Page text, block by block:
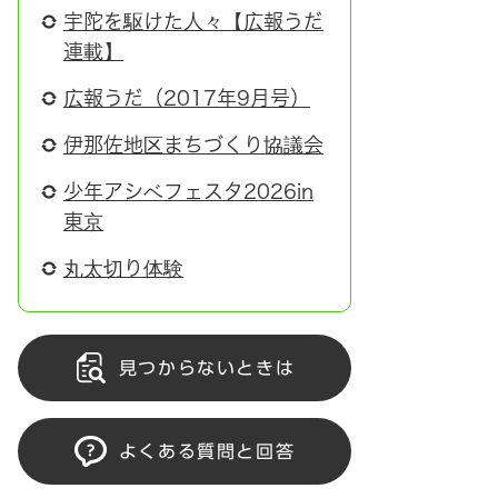
宇陀を駆けた人々【広報うだ
連載】
広報うだ（2017年9月号）
伊那佐地区まちづくり協議会
少年アシベフェスタ2026in
東京
丸太切り体験
見つからないときは
よくある質問と回答